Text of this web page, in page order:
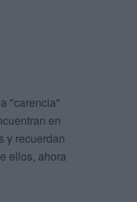
"carencia"
en
y recuerdan
ellos, ahora